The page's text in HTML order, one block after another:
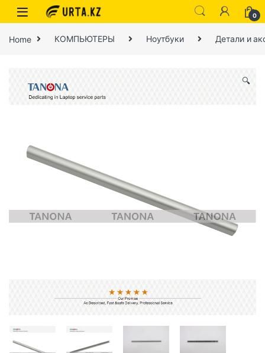
0
Home КОМПЬЮТЕРЫ Ноутбуки Детали и
🔍